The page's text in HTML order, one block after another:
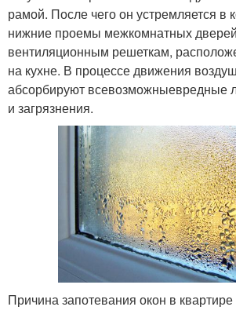
рамой. После чего он устремляется в
нижние проемы межкомнатных
вентиляционным решеткам,
на кухне. В процессе движения
абсорбируют всевозможныевредные
и загрязнения.
Причина запотевания окон в квартире